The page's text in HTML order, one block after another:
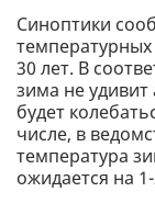
Синоптики
температурных
30 лет. В
зима не
будет
числе, в
температура
ожидается на